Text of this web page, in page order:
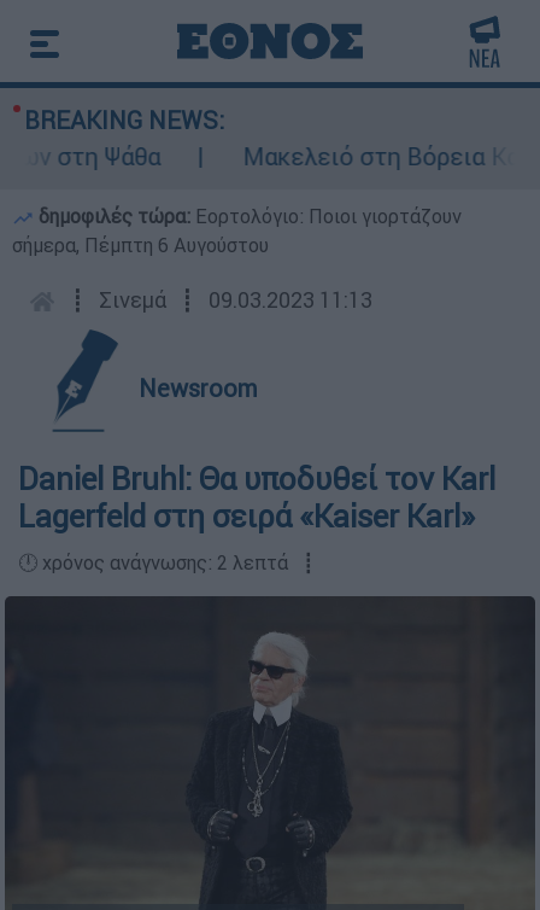
BREAKING NEWS:
στη Ψάθα
Μακελειό στη Βόρεια
δημοφιλές τώρα: Εορτολόγιο: Ποιοι γιορτάζουν
σήμερα, Πέμπτη 6 Αυγούστου
┋ Σινεμά ┋ 09.03.2023 11:13
Newsroom
Daniel Bruhl: Θα υποδυθεί τον Karl
Lagerfeld στη σειρά «Kaiser Karl»
🕛 χρόνος ανάγνωσης: 2 λεπτά ┋